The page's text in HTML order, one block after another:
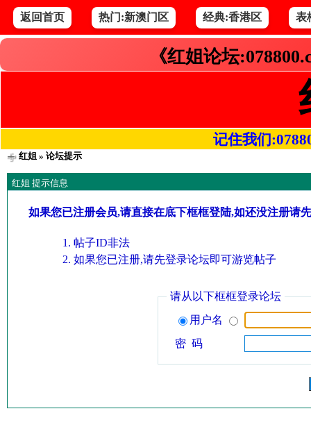
返回首页 热门:新澳门区 经典:香港区 表
《红姐论坛
记住我们
红姐» 论坛提示
红姐 提示信息
如果您已注册会员,请直接在底下框框登陆,如还没注册请
帖子ID非法
如果您已注册,请先登录论坛即可游览帖子
请从以下框框登录论坛
用户名
密 码